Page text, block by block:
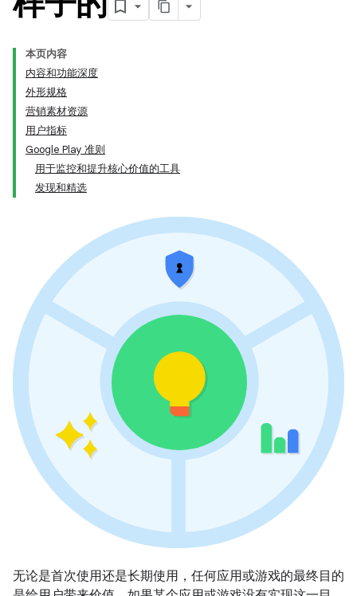
本页内容
内容和功能深度
外形规格
营销素材资源
用户指标
Google Play 准则
用于监控和提升核心价值的工具
发现和精选
无论是首次使用还是长期使用，任何应用或游戏的最终目的